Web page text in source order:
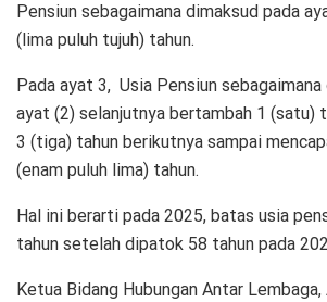
Pensiun sebagaimana dimaksud pada
(lima puluh tujuh) tahun.
Pada ayat 3, Usia Pensiun
ayat (2) selanjutnya bertambah 1 (satu)
3 (tiga) tahun berikutnya sampai
(enam puluh lima) tahun.
Hal ini berarti pada 2025, batas usia
tahun setelah dipatok 58 tahun pada
Ketua Bidang Hubungan Antar